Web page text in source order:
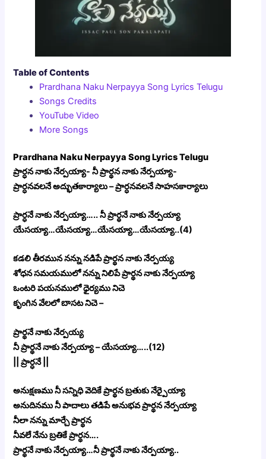
Table of Contents
Prardhana Naku Nerpayya Song Lyrics Telugu
Songs Credits
YouTube Video
More Songs
Prardhana Naku Nerpayya Song Lyrics Telugu
ప్రార్ధన నాకు నేర్పయ్యా- నీ ప్రార్థన నాకు నేర్పయ్యా-
ప్రార్ధనవలనే అద్భుతకార్యాలు – ప్రార్ధనవలనే సాహసకార్యాలు
ప్రార్ధనే నాకు నేర్పయ్యా….. నీ ప్రార్థనే నాకు నేర్పయ్యా
యేసయ్యా…యేసయ్యా…యేసయ్యా…యేసయ్యా..(4)
కడలి తీరమున నన్ను నడిపే ప్రార్థన నాకు నేర్పయ్య
శోధన సమయములో నన్ను నిలిపే ప్రార్థన నాకు నేర్పయ్యా
ఒంటరి పయనములో ధైర్యము నిచె
కృంగిన వేలలో బాసట నిచె –
ప్రార్థనే నాకు నేర్పయ్య
నీ ప్రార్థనే నాకు నేర్పయ్యా – యేసయ్యా…..(12)
|| ప్రార్ధనే ||
అనుక్షణము నీ సన్నిధి వెదికే ప్రార్థన బ్రతుకు నేర్పైయ్యా
అనుదినము నీ పాదాలు తడిపే అనుభవ ప్రార్థన నేర్పయ్యా
నీలా నన్ను మార్చే ప్రార్థన
నీవలే నేను బ్రతికే ప్రార్థన….
ప్రార్థనే నాకు నేర్పయ్యా…నీ ప్రార్థనే నాకు నేర్పయ్యా..